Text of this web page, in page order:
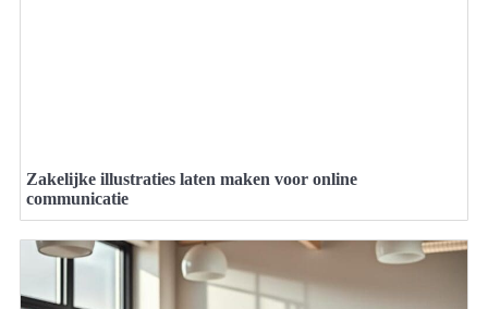
Zakelijke illustraties laten maken voor online
communicatie